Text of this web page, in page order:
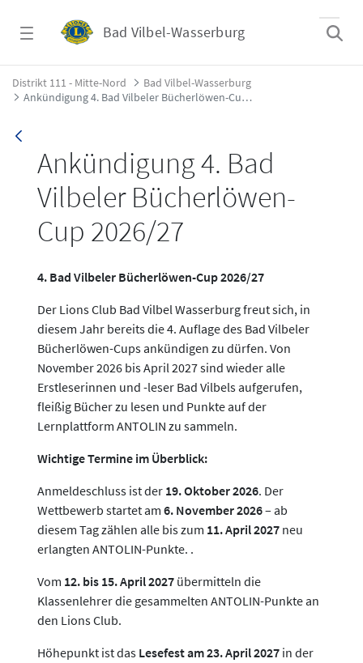
Bad Vilbel-Wasserburg
Ankündigung 4. Bad Vilbeler Bücherlöwen-
Distrikt 111 - Mitte-Nord
Bad Vilbel-Wasserburg
Ankündigung 4. Bad Vilbeler Bücherlöwen-Cup 2026/27
Ankündigung 4. Bad
Vilbeler Bücherlöwen-
Cup 2026/27
4. Bad Vilbeler Bücherlöwen-Cup 2026/27
Der Lions Club Bad Vilbel Wasserburg freut sich, in
diesem Jahr bereits die 4. Auflage des Bad Vilbeler
Bücherlöwen-Cups ankündigen zu dürfen. Von
November 2026 bis April 2027 sind wieder alle
Erstleserinnen und -leser Bad Vilbels aufgerufen,
fleißig Bücher zu lesen und Punkte auf der
Lernplattform ANTOLIN zu sammeln.
Wichtige Termine im Überblick:
Anmeldeschluss ist der 19. Oktober 2026. Der
Wettbewerb startet am 6. November 2026– ab
diesem Tag zählen alle bis zum 11. April 2027 neu
erlangten ANTOLIN-Punkte. .
Vom 12. bis 15. April 2027 übermitteln die
Klassenlehrer die gesammelten ANTOLIN-Punkte an
den Lions Club.
Höhepunkt ist das Lesefest am 23. April 2027 in der